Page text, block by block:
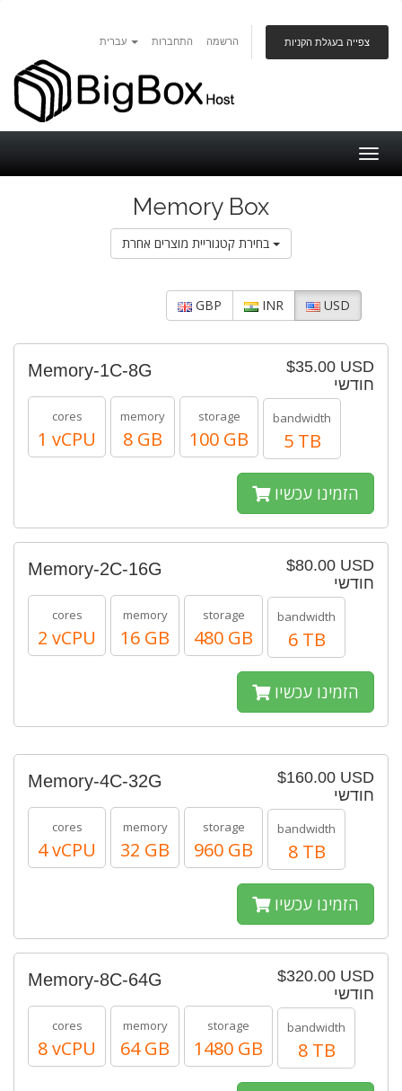
התחברות הרשמה צפייה בעגלת הקניות
Memory Box
GBP INR USD
$35.00 USD
חודשי
Memory-1C-8G
cores
1 vCPU
memory
8 GB
storage
100 GB
bandwidth
5 TB
הזמינו עכשיו
$80.00 USD
חודשי
Memory-2C-16G
cores
2 vCPU
memory
16 GB
storage
480 GB
bandwidth
6 TB
הזמינו עכשיו
$160.00 USD
חודשי
Memory-4C-32G
cores
4 vCPU
memory
32 GB
storage
960 GB
bandwidth
8 TB
הזמינו עכשיו
$320.00 USD
חודשי
Memory-8C-64G
cores
8 vCPU
memory
64 GB
storage
1480 GB
bandwidth
8 TB